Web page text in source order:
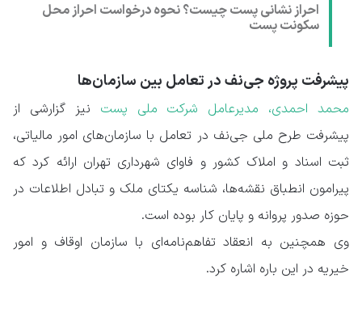
احراز نشانی پست چیست؟ نحوه درخواست احراز محل
سکونت پست
پیشرفت پروژه جی‌نف در تعامل بین سازمان‌ها
محمد احمدی، مدیرعامل شرکت ملی پست نیز گزارشی از
پیشرفت طرح ملی جی‌نف در تعامل با سازمان‌های امور مالیاتی،
ثبت اسناد و املاک کشور و فاوای شهرداری تهران ارائه کرد که
پیرامون انطباق نقشه‌ها، شناسه یکتای ملک و تبادل اطلاعات در
حوزه صدور پروانه و پایان کار بوده است.
وی همچنین به انعقاد تفاهم‌نامه‌ای با سازمان اوقاف و امور
خیریه در این باره اشاره کرد.